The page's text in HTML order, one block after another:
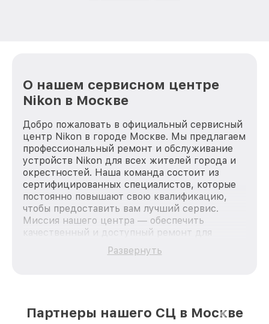
О нашем сервисном центре
Nikon в Москве
Добро пожаловать в официальный сервисный
центр Nikon в городе Москве. Мы предлагаем
профессиональный ремонт и обслуживание
устройств Nikon для всех жителей города и
окрестностей. Наша команда состоит из
сертифицированных специалистов, которые
постоянно повышают свою квалификацию,
чтобы предоставить вам лучший сервис.
Миссия нашего центра — обеспечить
качественный и доступный ремонт для
каждого пользователя продукции Nikon, вне
зависимости от сложности поломки. Мы
Москве, постоянно повышая уровень доверия
Развернуть
Партнеры нашего СЦ в Москве